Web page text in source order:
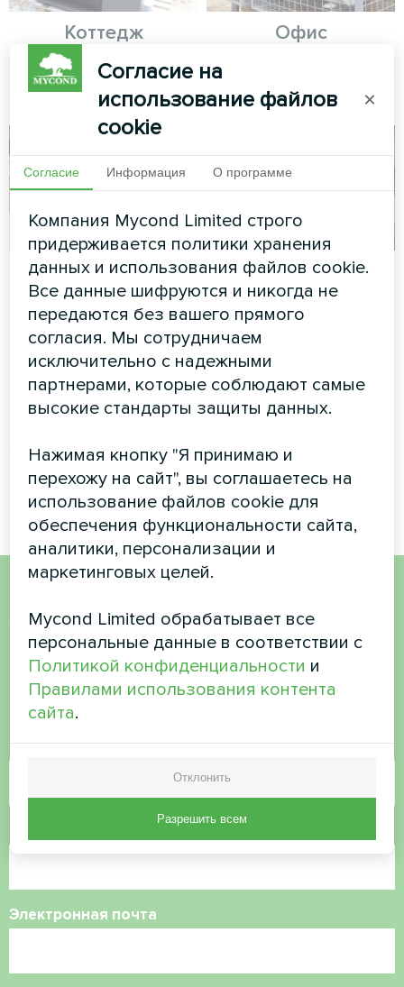
Коттедж
Сплит-тепловой насос Artic
Home серии Smart
Офис
Сплит-тепловой насос серии
Hotstar
Установка в
коттедже с
тепловыми
насосами Mycond
Split серии BeeHeat
Тепловые насосы MyCond
обеспечивают эффективное
отопление и охлаждение
круглый год.
Частный дом
Художественное
вентиляторного доводчика
серии Silent
Хотите купить или у вас
есть вопросы?
Свяжитесь с нами, и мы поможем вам
Электронная почта
Согласие на
использование файлов
cookie
×
Согласие Информация О программе
Компания Mycond Limited строго
придерживается политики хранения
данных и использования файлов cookie.
Все данные шифруются и никогда не
передаются без вашего прямого
согласия. Мы сотрудничаем
исключительно с надежными
партнерами, которые соблюдают самые
высокие стандарты защиты данных.
Нажимая кнопку "Я принимаю и
перехожу на сайт", вы соглашаетесь на
использование файлов cookie для
обеспечения функциональности сайта,
аналитики, персонализации и
маркетинговых целей.
Mycond Limited обрабатывает все
персональные данные в соответствии с
Политикой конфиденциальности и
Правилами использования контента
сайта.
Отклонить
Разрешить всем